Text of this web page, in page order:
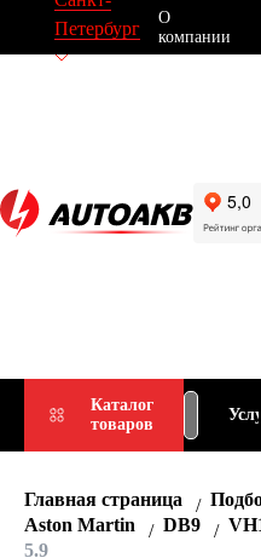
Петербург
О
компании
Каталог
товаров
Подбор
АКБ
Главная страница
Aston Martin
DB9
5.9